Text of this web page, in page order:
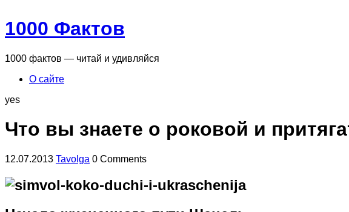
1000 Фактов
1000 фактов — читай и удивляйся
О сайте
yes
Что вы знаете о роковой и
12.07.2013 Tavolga 0 Comments